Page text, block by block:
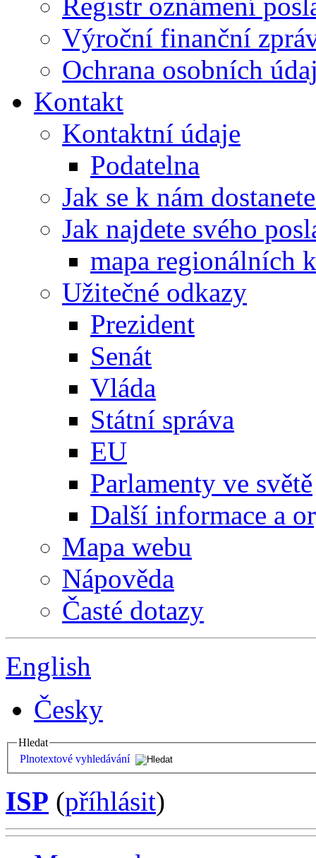
Výroční finanční
Ochrana osobních
Kontakt
Kontaktní údaje
Podatelna
Jak se k nám
Jak najdete svého
mapa regionálních
Užitečné odkazy
Prezident
Senát
Vláda
Státní správa
EU
Parlamenty ve světě
Další informace a
Mapa webu
Nápověda
Časté dotazy
English
Česky
Hledat
Plnotextové vyhledávání
ISP (příhlásit)